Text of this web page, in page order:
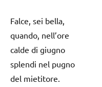
Falce, sei bella,
quando, nell’ore
calde di giugno
splendi nel pugno
del mietitore.